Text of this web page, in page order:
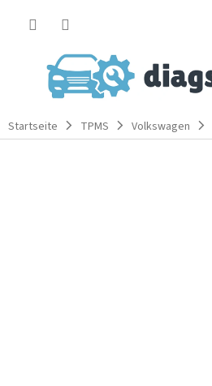
Startseite TPMS Volkswagen